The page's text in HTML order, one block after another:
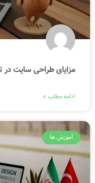
مزایای طراحی سایت در
ادامه مطلب »
آموزش ها